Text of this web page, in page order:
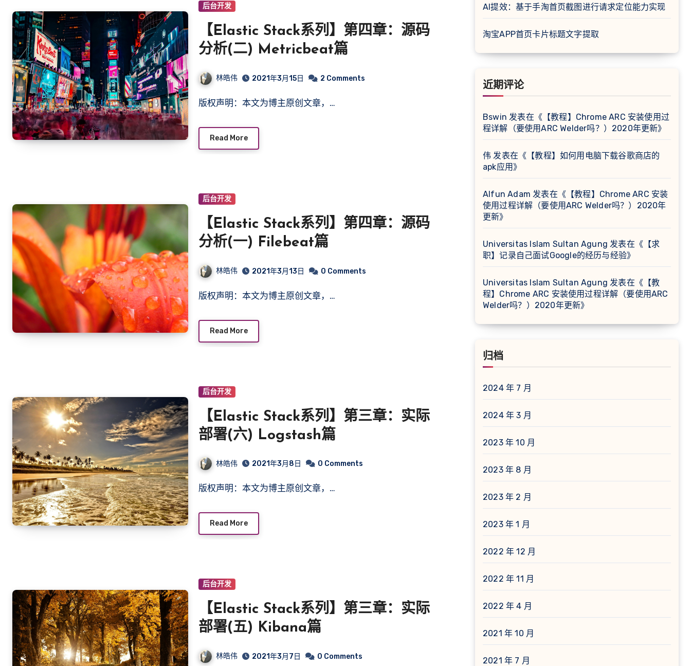
后台开发
【Elastic Stack系列】第四章：源码
分析(二) Metricbeat篇
林皓伟 2021年3月15日 2 Comments
版权声明：本文为博主原创文章，…
Read More
后台开发
【Elastic Stack系列】第四章：源码
分析(一) Filebeat篇
林皓伟 2021年3月13日 0 Comments
版权声明：本文为博主原创文章，…
Read More
后台开发
【Elastic Stack系列】第三章：实际
部署(六) Logstash篇
林皓伟 2021年3月8日 0 Comments
版权声明：本文为博主原创文章，…
Read More
后台开发
【Elastic Stack系列】第三章：实际
部署(五) Kibana篇
林皓伟 2021年3月7日 0 Comments
AI提效：基于手淘首页截图进行请求定位能力实现
淘宝APP首页卡片标题文字提取
近期评论
Bswin 发表在《 【教程】Chrome ARC 安装使用过
程详解（要使用ARC Welder吗？）2020年更新》
伟 发表在《 【教程】如何用电脑下载谷歌商店的
apk应用》
Alfun Adam 发表在《 【教程】Chrome ARC 安装
使用过程详解（要使用ARC Welder吗？）2020年
更新》
Universitas Islam Sultan Agung 发表在《 【求
职】记录自己面试Google的经历与经验》
Universitas Islam Sultan Agung 发表在《 【教
程】Chrome ARC 安装使用过程详解（要使用ARC
Welder吗？）2020年更新》
归档
2024 年 7 月
2024 年 3 月
2023 年 10 月
2023 年 8 月
2023 年 2 月
2023 年 1 月
2022 年 12 月
2022 年 11 月
2022 年 4 月
2021 年 10 月
2021 年 7 月